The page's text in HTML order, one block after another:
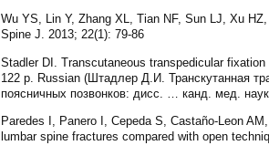
Wu YS, Lin Y, Zhang XL, Tian NF, Sun LJ, Xu
Spine J. 2013; 22(1): 79-86
Stadler DI. Transcutaneous transpedicular
122 p. Russian (Штадлер Д.И. Транскутанная
поясничных позвонков: дисc. … канд. мед.
Paredes I, Panero I, Cepeda S, Castaño-Leon
lumbar spine fractures compared with open